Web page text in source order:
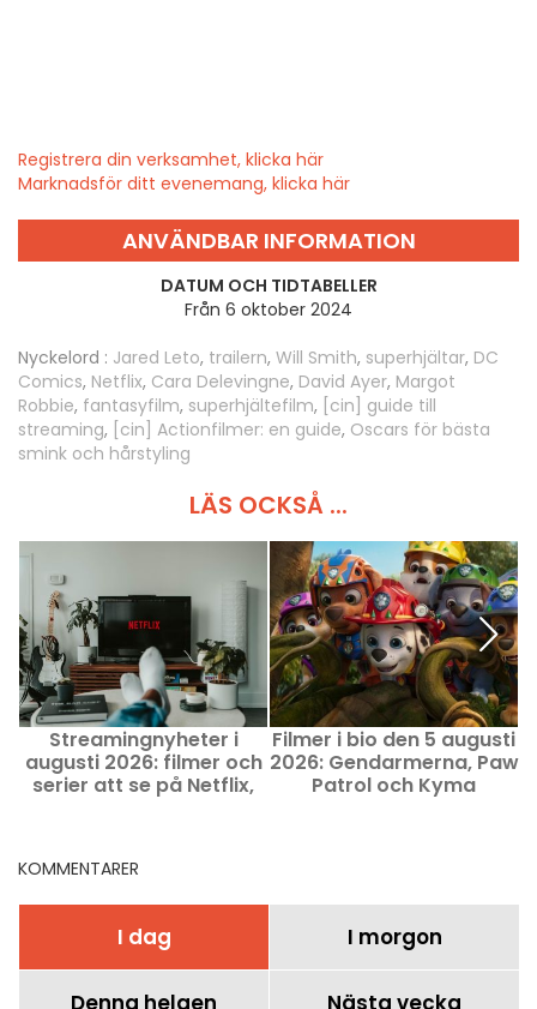
Registrera din verksamhet, klicka här
Marknadsför ditt evenemang, klicka här
ANVÄNDBAR INFORMATION
DATUM OCH TIDTABELLER
Från 6 oktober 2024
Nyckelord : Jared Leto, trailern, Will Smith, superhjältar, DC
Comics, Netflix, Cara Delevingne, David Ayer, Margot
Robbie, fantasyfilm, superhjältefilm, [cin] guide till
streaming, [cin] Actionfilmer: en guide, Oscars för bästa
smink och hårstyling
LÄS OCKSÅ ...
Streamingnyheter i
augusti 2026: filmer och
serier att se på Netflix,
Filmer i bio den 5 augusti
2026: Gendarmerna, Paw
Patrol och Kyma
KOMMENTARER
I dag I morgon
Denna helgen Nästa vecka